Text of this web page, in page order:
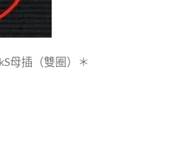
母插（雙圈）＊